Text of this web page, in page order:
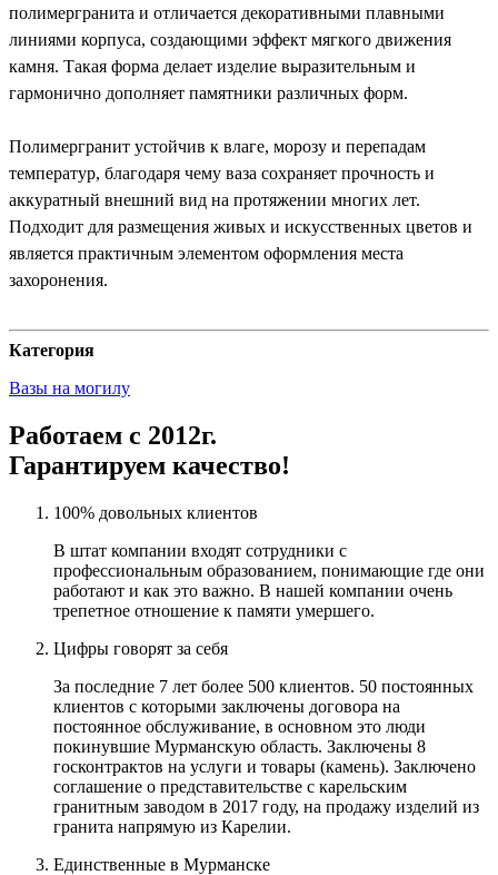
полимергранита и отличается декоративными плавными
линиями корпуса, создающими эффект мягкого движения
камня. Такая форма делает изделие выразительным и
гармонично дополняет памятники различных форм.
Полимергранит устойчив к влаге, морозу и перепадам
температур, благодаря чему ваза сохраняет прочность и
аккуратный внешний вид на протяжении многих лет.
Подходит для размещения живых и искусственных цветов и
является практичным элементом оформления места
захоронения.
Категория
Вазы на могилу
Работаем с 2012г.
Гарантируем качество!
100% довольных клиентов
В штат компании входят сотрудники с
профессиональным образованием, понимающие где они
работают и как это важно. В нашей компании очень
трепетное отношение к памяти умершего.
Цифры говорят за себя
За последние 7 лет более 500 клиентов. 50 постоянных
клиентов с которыми заключены договора на
постоянное обслуживание, в основном это люди
покинувшие Мурманскую область. Заключены 8
госконтрактов на услуги и товары (камень). Заключено
соглашение о представительстве с карельским
гранитным заводом в 2017 году, на продажу изделий из
гранита напрямую из Карелии.
Единственные в Мурманске